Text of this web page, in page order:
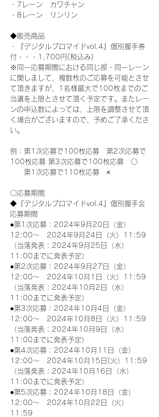
・7レーン　カワチャン
・8レーン　リンリン
◆販売商品
・『デジタルブロマイドvol.4』個別握手券
付・・・1,700円(税込み)
※同一応募期間における同じ部・同一レーン
に関しまして、複数枚のご応募を可能とさせ
て頂きますが、1名様最大で100枚までのご
当選を上限とさせて頂く予定です。またレー
ンの申込数によっては、上限を調整させて頂
く場合がございますので、予めご了承くださ
い。
例：第1次応募で100枚応募　第2次応募で
100枚応募 第3次応募で100枚応募　〇
第1次応募で110枚応募　×
〇応募期間
◆『デジタルブロマイドvol.4』個別握手会
応募期間
●第1次応募：2024年9月20日（金）
12:00～　2024年9月24日（火）11:59
（当落発表：2024年9月25日（水）
11:00までに発表予定）
●第2次応募：2024年9月27日（金）
12:00～　2024年10月1日（火）11:59
（当落発表：2024年10月2日（水）
11:00までに発表予定）
●第3次応募：2024年10月4日（金）
12:00～　2024年10月8日（火）11:59
（当落発表：2024年10月9日（水）
11:00までに発表予定）
●第4次応募：2024年10月11日（金）
12:00～　2024年10月15日(火）11:59
（当落発表：2024年10月16日（水）
11:00までに発表予定）
●第5次応募：2024年10月18日（金）
12:00～　2024年10月22日（火）
11:59